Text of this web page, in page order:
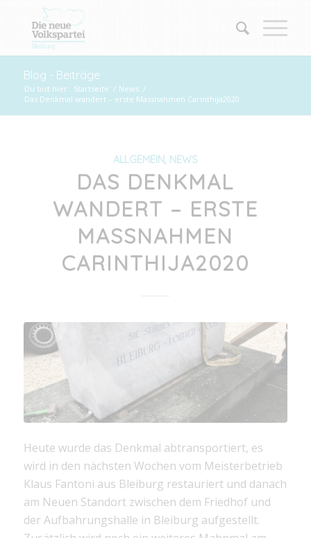
Blog - Beiträge
Du bist hier: Startseite / News /
Das Denkmal wandert – erste Massnahmen Carinthija2020
ALLGEMEIN, NEWS
DAS DENKMAL
WANDERT – ERSTE
MASSNAHMEN
CARINTHIJA2020
Heute wurde das Denkmal abtransportiert, es
wird in den nächsten Wochen vom Meisterbetrieb
Klaus Fantoni aus Bleiburg restauriert und danach
am Neuen Standort zwischen dem Friedhof und
der Aufbahrungshalle in Bleiburg aufgestellt.